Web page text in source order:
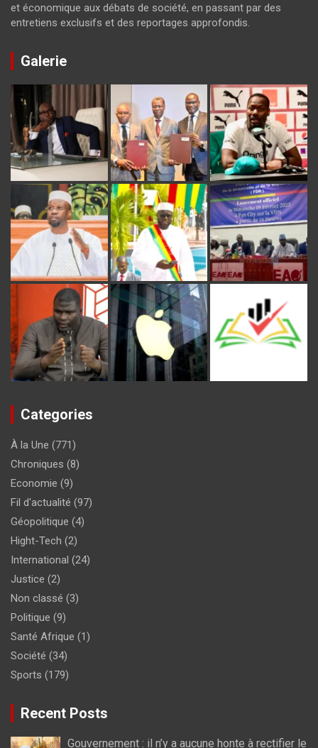
et économique aux débats de société, en passant par des
entretiens exclusifs et des reportages approfondis.
Galerie
Categories
À la Une (771)
Chroniques (8)
Economie (9)
Fil d'actualité (97)
Géopolitique (4)
Hight-Tech (2)
International (24)
Justice (2)
Non classé (3)
Politique (9)
Santé Afrique (1)
Société (34)
Sports (179)
Recent Posts
Gouvernement : il n’y a aucune honte à rectifier le